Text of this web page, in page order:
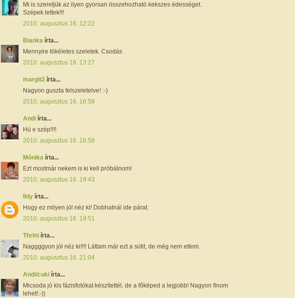
Mi is szeretjük az ilyen gyorsan összehozható kekszes édességet.
Szépek lettek!!!
2010. augusztus 16. 12:22
Bianka írta...
Mennyire tökéletes szeletek. Csodás
2010. augusztus 16. 13:27
margit2 írta...
Nagyon guszta felszeletelve! :-)
2010. augusztus 16. 16:58
Andi írta...
Hú e szép!!!!
2010. augusztus 16. 16:58
Mónika írta...
Ezt mostmár nekem is ki kell próbálnom!
2010. augusztus 16. 19:43
Ildy írta...
Hogy ez milyen jól néz ki! Dobhatnál ide párat.
2010. augusztus 16. 19:51
Thrini írta...
Naggggyon jól néz ki!!!! Láttam már ezt a sütit, de még nem ettem.
2010. augusztus 16. 21:04
Andi/cuki írta...
Micsoda jó kis fázisfotókat készítettél, de a főképed a legjobb! Nagyon finom
lehet!:-))